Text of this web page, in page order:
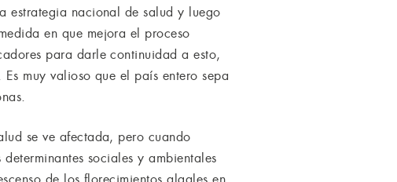
estrategia nacional de salud y luego
en que mejora el proceso
para darle continuidad a esto,
muy valioso que el país entero sepa
se ve afectada, pero cuando
sociales y ambientales